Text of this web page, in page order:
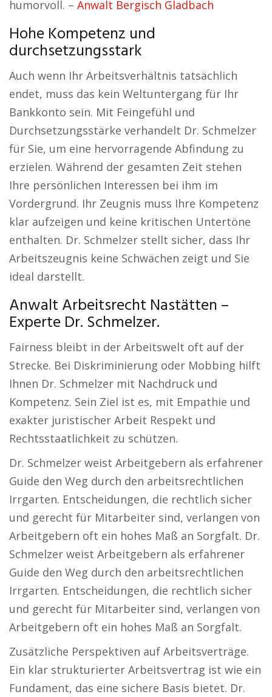
humorvoll. – Anwalt Bergisch Gladbach
Hohe Kompetenz und
durchsetzungsstark
Auch wenn Ihr Arbeitsverhältnis tatsächlich
endet, muss das kein Weltuntergang für Ihr
Bankkonto sein. Mit Feingefühl und
Durchsetzungsstärke verhandelt Dr. Schmelzer
für Sie, um eine hervorragende Abfindung zu
erzielen. Während der gesamten Zeit stehen
Ihre persönlichen Interessen bei ihm im
Vordergrund. Ihr Zeugnis muss Ihre Kompetenz
klar aufzeigen und keine kritischen Untertöne
enthalten. Dr. Schmelzer stellt sicher, dass Ihr
Arbeitszeugnis keine Schwächen zeigt und Sie
ideal darstellt.
Anwalt Arbeitsrecht Nastätten –
Experte Dr. Schmelzer.
Fairness bleibt in der Arbeitswelt oft auf der
Strecke. Bei Diskriminierung oder Mobbing hilft
Ihnen Dr. Schmelzer mit Nachdruck und
Kompetenz. Sein Ziel ist es, mit Empathie und
exakter juristischer Arbeit Respekt und
Rechtsstaatlichkeit zu schützen.
Dr. Schmelzer weist Arbeitgebern als erfahrener
Guide den Weg durch den arbeitsrechtlichen
Irrgarten. Entscheidungen, die rechtlich sicher
und gerecht für Mitarbeiter sind, verlangen von
Arbeitgebern oft ein hohes Maß an Sorgfalt. Dr.
Schmelzer weist Arbeitgebern als erfahrener
Guide den Weg durch den arbeitsrechtlichen
Irrgarten. Entscheidungen, die rechtlich sicher
und gerecht für Mitarbeiter sind, verlangen von
Arbeitgebern oft ein hohes Maß an Sorgfalt.
Zusätzliche Perspektiven auf Arbeitsverträge.
Ein klar strukturierter Arbeitsvertrag ist wie ein
Fundament, das eine sichere Basis bietet. Dr.